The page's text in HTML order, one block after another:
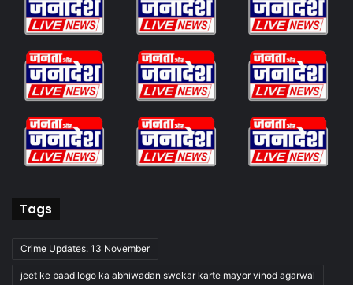
Tags
Crime Updates. 13 November
jeet ke baad logo ka abhiwadan swekar karte mayor vinod agarwal